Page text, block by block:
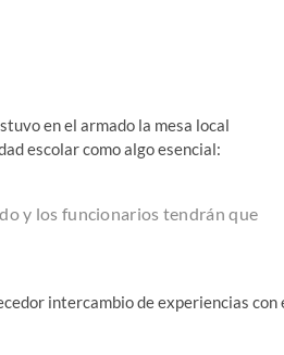
en el armado la mesa local
escolar como algo esencial:
y los funcionarios tendrán que
intercambio de experiencias con